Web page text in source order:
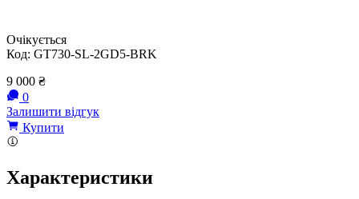
Очікується
Код: GT730-SL-2GD5-BRK
9 000 ₴
0
Залишити відгук
Купити
Характеристики